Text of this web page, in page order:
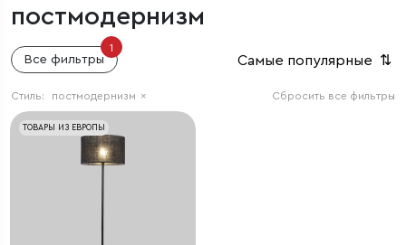
постмодернизм
Все фильтры
1
Самые популярные ⇅
Сбросить все фильтры
Стиль: постмодернизм ×
ТОВАРЫ ИЗ ЕВРОПЫ